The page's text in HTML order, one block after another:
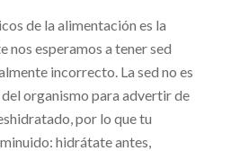
de la alimentación es la
nos esperamos a tener sed
incorrecto. La sed no es
organismo para advertir de
por lo que tu
hidrátate antes,